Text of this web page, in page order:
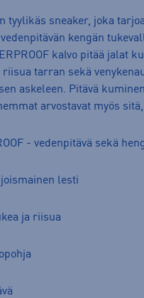
tyylikäs sneaker, joka
kengän
kalvo pitää jalat
tarran sekä
askeleen. Pitävä
arvostavat myös
- vedenpitävä sekä
lesti
ja riisua